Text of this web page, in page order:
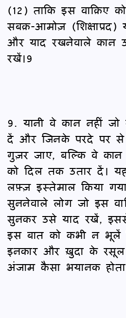
(12) ताकि इस वाक़िए
सबक़-आमोज़ (शिक्षाप्रद)
और याद रखनेवाले कान
रखें।9
9. यानी वे कान नहीं
दें और जिनके परदे पर
गुज़र जाए, बल्कि वे
को दिल तक उतार दें।
लफ़्ज़ इस्तेमाल किया
सुननेवाले लोग जो इस
सुनकर उसे याद रखें,
इस बात को कभी न
इनकार और ख़ुदा के
अंजाम कैसा भयानक